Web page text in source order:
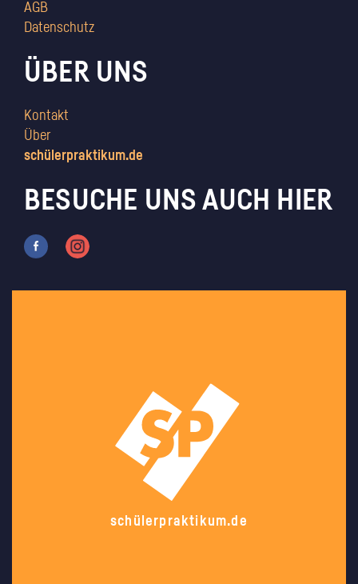
AGB
Datenschutz
ÜBER UNS
Kontakt
Über
schülerpraktikum.de
BESUCHE UNS AUCH HIER
schülerpraktikum.de